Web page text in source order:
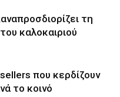
τη
καλοκαιριού
που κερδίζουν
το κοινό